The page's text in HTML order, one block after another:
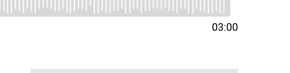
03:00